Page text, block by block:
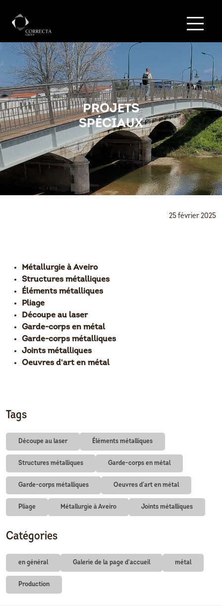
PROJETS
SPÉCIAUX
25 février 2025
Métallurgie à Aveiro
Structures métalliques
Éléments métalliques
Pliage
Découpe au laser
Garde-corps en métal
Garde-corps métalliques
Joints métalliques
Oeuvres d'art en métal
Tags
Découpe au laser Éléments métalliques
Structures métalliques Garde-corps en métal
Garde-corps métalliques Oeuvres d'art en métal
Pliage Métallurgie à Aveiro Joints métalliques
Catégories
en général Galerie de la page d'accueil métal
Production